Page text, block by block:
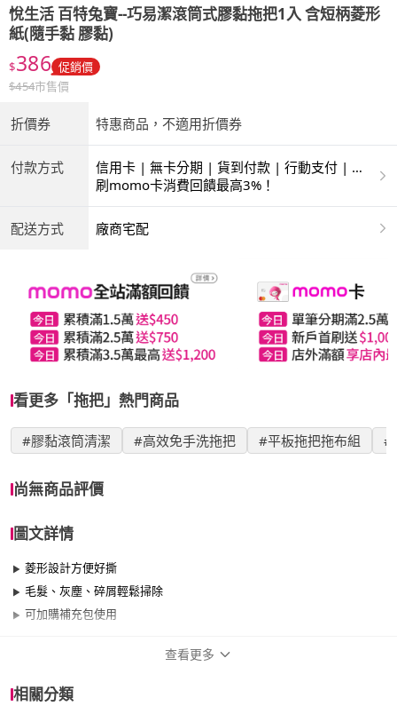
悅生活 百特兔寶--巧易潔滾筒式膠黏拖把1入 含短柄菱形
紙(隨手黏 膠黏)
$386 促銷價
$454市售價
折價券 特惠商品，不適用折價券
付款方式
信用卡 | 無卡分期 | 貨到付款 | 行動支付 | 超
商付款 | ATM | 銀聯卡
刷momo卡消費回饋最高3%！
配送方式 廠商宅配
看更多「拖把」熱門商品
#膠黏滾筒清潔 #高效免手洗拖把 #平板拖把拖布組 #
尚無商品評價
圖文詳情
菱形設計方便好撕
毛髮、灰塵、碎屑輕鬆掃除
可加購補充包使用
查看更多
相關分類